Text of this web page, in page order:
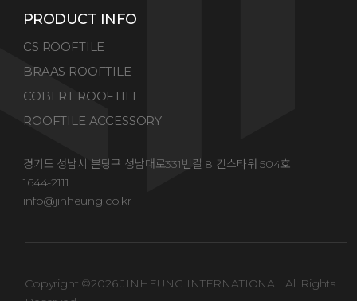
PRODUCT INFO
CS ROOFTILE
BRAAS ROOFTILE
COBERT ROOFTILE
ROOFTILE ACCESSORY
경기도 성남시 분당구 성남대로331번길 8 킨스타워 504호
1644-2111
info@jinheung.co.kr
Copyright ©2026 JINHEUNG INTERNATIONAL All Rights